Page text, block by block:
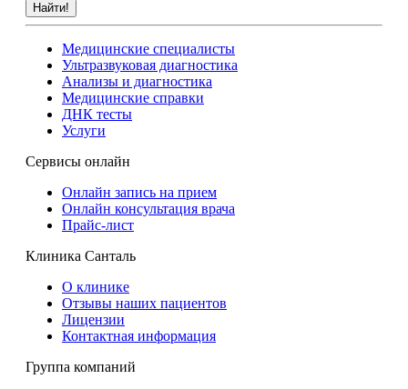
Найти!
Медицинские специалисты
Ультразвуковая диагностика
Анализы и диагностика
Медицинские справки
ДНК тесты
Услуги
Сервисы онлайн
Онлайн запись на прием
Онлайн консультация врача
Прайс-лист
Клиника Санталь
О клинике
Отзывы наших пациентов
Лицензии
Контактная информация
Группа компаний